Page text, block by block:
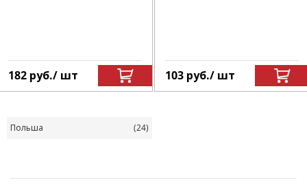
182 руб./ шт 103 руб./ шт
Польша (24)